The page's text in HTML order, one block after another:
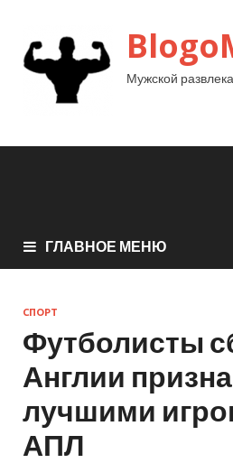
Мужской
ГЛАВНОЕ МЕНЮ
СПОРТ
Футболисты
Англии
лучшими
АПЛ